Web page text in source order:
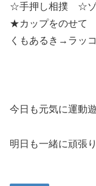
☆手押し相撲 ☆ゾ
★カップをのせて
くもあるき→ラッ
今日も元気に運動
明日も一緒に頑張